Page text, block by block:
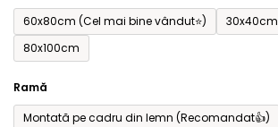
60x80cm (Cel mai bine vândut⭐)
30x40cm
80x100cm
Ramă
Montată pe cadru din lemn (Recomandat👍)